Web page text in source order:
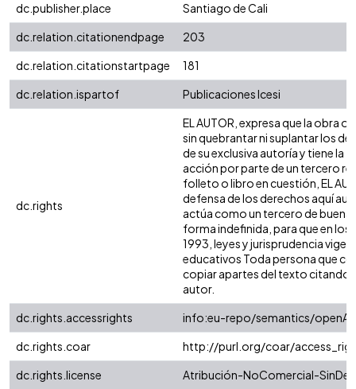
dc.publisher.place
Santiago de Cali
dc.relation.citationendpage
203
dc.relation.citationstartpage
181
dc.relation.ispartof
Publicaciones Icesi
dc.rights
EL AUTOR, expresa que la obra
sin quebrantar ni suplantar los
de su exclusiva autoría y tiene la
acción por parte de un tercero
folleto o libro en cuestión, EL
defensa de los derechos aquí
actúa como un tercero de buena
forma indefinida, para que en los
1993, leyes y jurisprudencia
educativos Toda persona que
copiar apartes del texto citando
autor.
dc.rights.accessrights
info:eu-repo/semantics/
dc.rights.coar
http://purl.org/coar/
dc.rights.license
Atribución-NoComercial-